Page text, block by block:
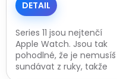
DETAIL
Series 11 jsou nejtenčí
Apple Watch. Jsou tak
pohodlné, že je nemusíš
sundávat z ruky, takže